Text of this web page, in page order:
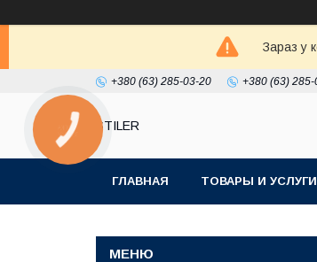
Зараз у
+380 (63) 285-03-20 +380 (63) 285-
STILER
ГЛАВНАЯ ТОВАРЫ И УСЛУГИ
КНОПКА
ЗВ'ЯЗКУ